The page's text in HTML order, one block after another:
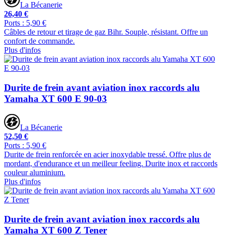
La Bécanerie
26,40 €
Ports : 5,90 €
Câbles de retour et tirage de gaz Bihr. Souple, résistant. Offre un
confort de commande.
Plus d'infos
Durite de frein avant aviation inox raccords alu
Yamaha XT 600 E 90-03
La Bécanerie
52,50 €
Ports : 5,90 €
Durite de frein renforcée en acier inoxydable tressé. Offre plus de
mordant, d'endurance et un meilleur feeling. Durite inox et raccords
couleur aluminium.
Plus d'infos
Durite de frein avant aviation inox raccords alu
Yamaha XT 600 Z Tener